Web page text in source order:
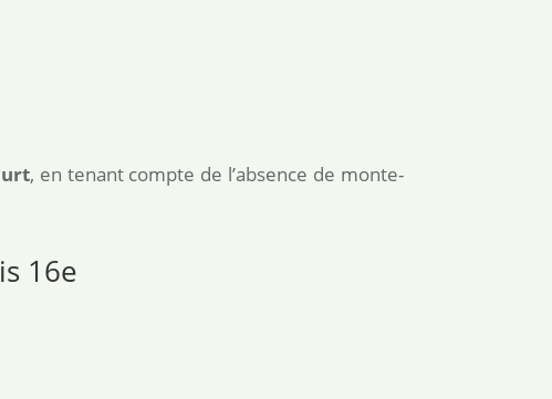
, en tenant compte de l’absence de monte-
16e